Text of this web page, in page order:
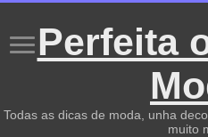
Perfeita
Todas as dicas de moda, unha
muito